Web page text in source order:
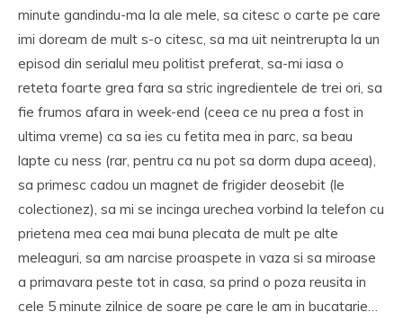
minute gandindu-ma la ale mele, sa citesc o carte pe care
imi doream de mult s-o citesc, sa ma uit neintrerupta la un
episod din serialul meu politist preferat, sa-mi iasa o
reteta foarte grea fara sa stric ingredientele de trei ori, sa
fie frumos afara in week-end (ceea ce nu prea a fost in
ultima vreme) ca sa ies cu fetita mea in parc, sa beau
lapte cu ness (rar, pentru ca nu pot sa dorm dupa aceea),
sa primesc cadou un magnet de frigider deosebit (le
colectionez), sa mi se incinga urechea vorbind la telefon cu
prietena mea cea mai buna plecata de mult pe alte
meleaguri, sa am narcise proaspete in vaza si sa miroase
a primavara peste tot in casa, sa prind o poza reusita in
cele 5 minute zilnice de soare pe care le am in bucatarie…